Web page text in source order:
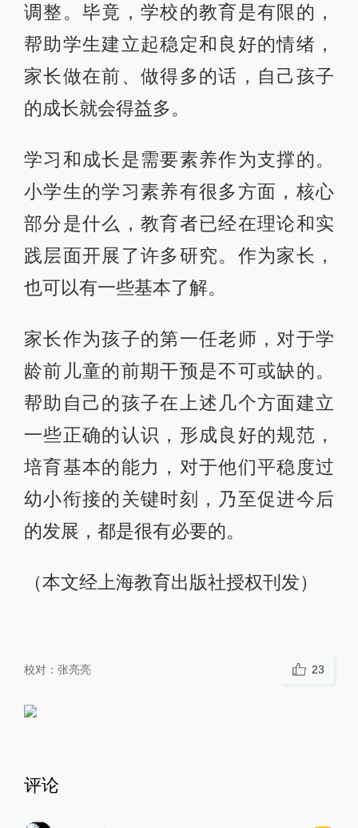
调整。毕竟，学校的教育是有限的，
帮助学生建立起稳定和良好的情绪，
家长做在前、做得多的话，自己孩子
的成长就会得益多。
学习和成长是需要素养作为支撑的。
小学生的学习素养有很多方面，核心
部分是什么，教育者已经在理论和实
践层面开展了许多研究。作为家长，
也可以有一些基本了解。
家长作为孩子的第一任老师，对于学
龄前儿童的前期干预是不可或缺的。
帮助自己的孩子在上述几个方面建立
一些正确的认识，形成良好的规范，
培育基本的能力，对于他们平稳度过
幼小衔接的关键时刻，乃至促进今后
的发展，都是很有必要的。
（本文经上海教育出版社授权刊发）
校对： 张亮亮 23
评论